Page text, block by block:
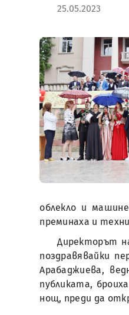
25.05.2023
облекло и
преминаха и
Директорът
поздравявайки
Арабаджиева,
публиката,
нощ, преди да